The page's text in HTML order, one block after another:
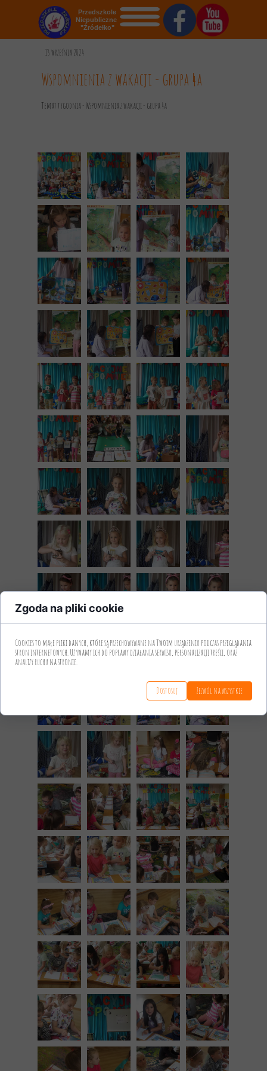
STRONA GŁÓWNA
REKRUTACJA
GALERIA
KONTAKT
DOKUMENTY
Przedszkole
Niepubliczne
"Źródełko"
13 września 2024
Wspomnienia z wakacji - grupa 4a
Temat tygodnia - Wspomnienia z wakacji - grupa 4a
Zgoda na pliki cookie
Cookies to małe pliki danych, które są przechowywane na Twoim urządzeniu podczas przeglądania
stron internetowych. Używamy ich do poprawy działania serwisu, personalizacji treści, oraz
analizy ruchu na stronie.
Dostosuj Zezwól na wszystkie